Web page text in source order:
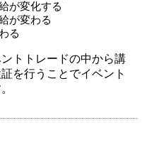
が変化する
が変わる
る
トトレードの中から講
を行うことでイベント